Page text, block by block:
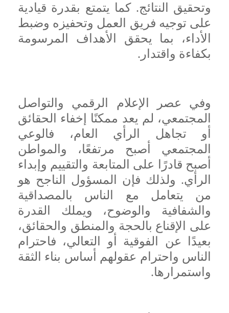
وتحقيق النتائج. كما يتمتع بقدرة قيادية
على توجيه فريق العمل وتحفيزه وضبط
الأداء، بما يحقق الأهداف المرسومة
بكفاءة واقتدار.
وفي عصر الإعلام الرقمي والتواصل
المجتمعي، لم يعد ممكنًا إخفاء الحقائق
أو تجاهل الرأي العام، فالوعي
المجتمعي أصبح مرتفعًا، والمواطن
أصبح قادرًا على المتابعة والتقييم وإبداء
الرأي. ولذلك فإن المسؤول الناجح هو
من يتعامل مع الناس بالمصداقية
والشفافية والوضوح، ويملك القدرة
على الإقناع بالحجة والمنطق والحقائق،
بعيدًا عن الفوقية أو التعالي، فاحترام
الناس واحترام عقولهم أساس بناء الثقة
واستمرارها.